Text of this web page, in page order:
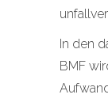
In den
BMF